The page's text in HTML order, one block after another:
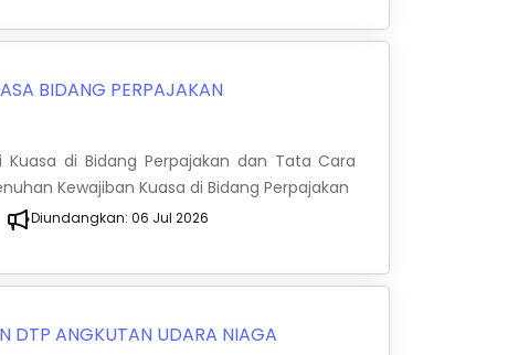
BIDANG PERPAJAKAN
Kuasa di Bidang Perpajakan dan Tata Cara
Kewajiban Kuasa di Bidang Perpajakan
Diundangkan:06 Jul 2026
DTP ANGKUTAN UDARA NIAGA